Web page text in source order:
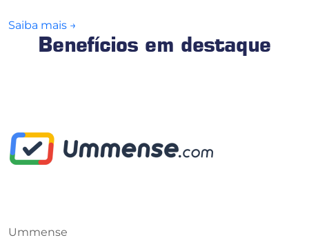
Saiba mais →
Benefícios em destaque
Ummense